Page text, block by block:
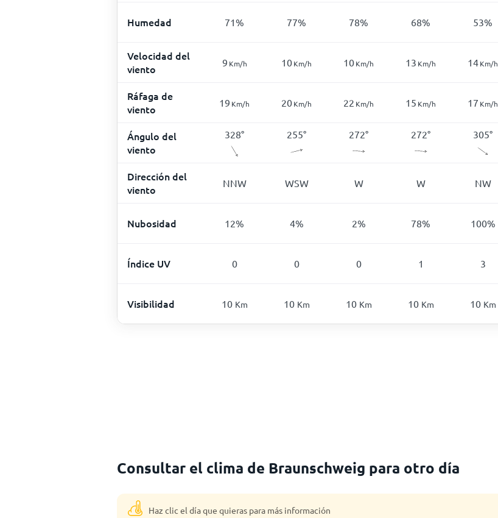
Humedad 71% 77% 78% 68% 53%
Velocidad del
viento
9 Km/h 10Km/h 10Km/h 13 Km/h 14Km/h
Ráfaga de
viento
19 Km/h 20Km/h 22 Km/h 15 Km/h 17 Km/h
Ángulo del
viento
328° 255° 272° 272° 305°
Dirección del
viento
NNW WSW W W NW
Nubosidad 12% 4% 2% 78% 100%
Índice UV 0 0 0 1 3
Visibilidad 10 Km 10 Km 10 Km 10 Km 10 Km
Consultar el clima de Braunschweig para otro día
Haz clic el día que quieras para más información